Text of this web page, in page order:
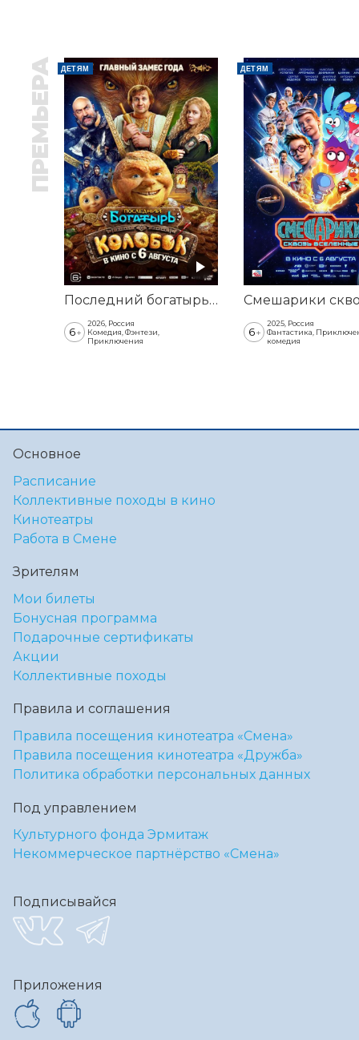
ПРЕМЬЕРА ДЕТЯМ
Последний богатырь. Колобок
6+
2026, Россия
Комедия, Фэнтези,
Приключения
ДЕТЯМ
6+
2025, Россия
Фантастика,
комедия
Основное
Расписание
Коллективные походы в кино
Кинотеатры
Работа в Смене
Зрителям
Мои билеты
Бонусная программа
Подарочные сертификаты
Акции
Коллективные походы
Правила и соглашения
Правила посещения кинотеатра «Смена»
Правила посещения кинотеатра «Дружба»
Политика обработки персональных данных
Под управлением
Культурного фонда Эрмитаж
Некоммерческое партнёрство «Смена»
Подписывайся
Приложения